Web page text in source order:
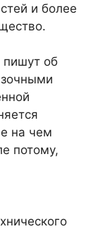
и более
об
на чем
потому,